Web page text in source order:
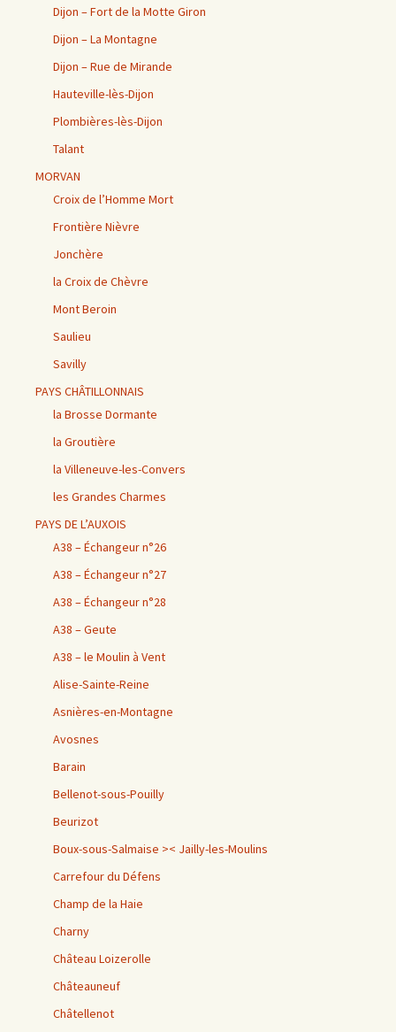
Dijon – Fort de la Motte Giron
Dijon – La Montagne
Dijon – Rue de Mirande
Hauteville-lès-Dijon
Plombières-lès-Dijon
Talant
MORVAN
Croix de l’Homme Mort
Frontière Nièvre
Jonchère
la Croix de Chèvre
Mont Beroin
Saulieu
Savilly
PAYS CHÂTILLONNAIS
la Brosse Dormante
la Groutière
la Villeneuve-les-Convers
les Grandes Charmes
PAYS DE L’AUXOIS
A38 – Échangeur n°26
A38 – Échangeur n°27
A38 – Échangeur n°28
A38 – Geute
A38 – le Moulin à Vent
Alise-Sainte-Reine
Asnières-en-Montagne
Avosnes
Barain
Bellenot-sous-Pouilly
Beurizot
Boux-sous-Salmaise >< Jailly-les-Moulins
Carrefour du Défens
Champ de la Haie
Charny
Château Loizerolle
Châteauneuf
Châtellenot